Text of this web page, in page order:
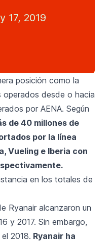
17, 2019
posición como la
operados desde o hacia
por AENA. Según
de 40 millones de
por la línea
Vueling e Iberia con
en los totales de
Ryanair alcanzaron un
y 2017. Sin embargo,
2018. Ryanair ha